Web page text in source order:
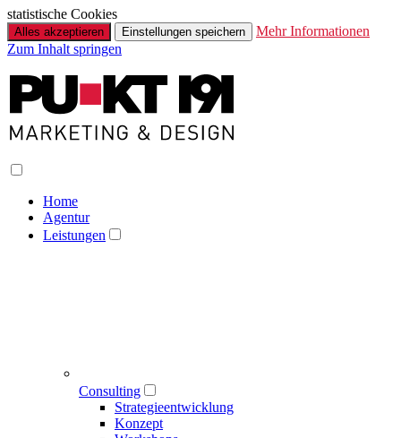
statistische Cookies
Alles akzeptieren Einstellungen speichern
Mehr Informationen
Zum Inhalt springen
Home
Agentur
Leistungen
Consulting
Strategieentwicklung
Konzept